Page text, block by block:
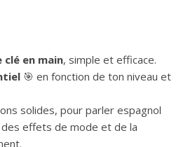
en main, simple et efficace.
🎯 en fonction de ton niveau et
solides, pour parler espagnol
effets de mode et de la